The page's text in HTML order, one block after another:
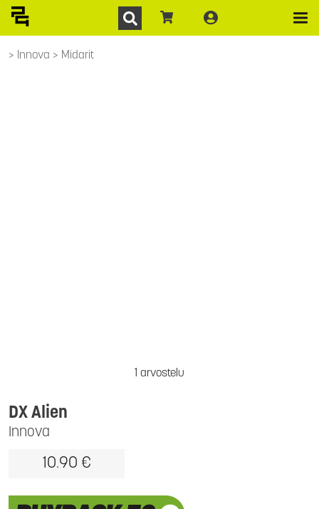
Innova Midarit
1 arvostelu
Innova
DX Alien
10.90 €